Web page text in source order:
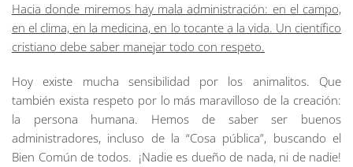
Hacia donde miremos hay mala administración: en el campo,
en el clima, en la medicina, en lo tocante a la vida. Un científico
cristiano debe saber manejar todo con respeto.
Hoy existe mucha sensibilidad por los animalitos. Que
también exista respeto por lo más maravilloso de la creación:
la persona humana. Hemos de saber ser buenos
administradores, incluso de la “Cosa pública”, buscando el
Bien Común de todos. ¡Nadie es dueño de nada, ni de nadie!